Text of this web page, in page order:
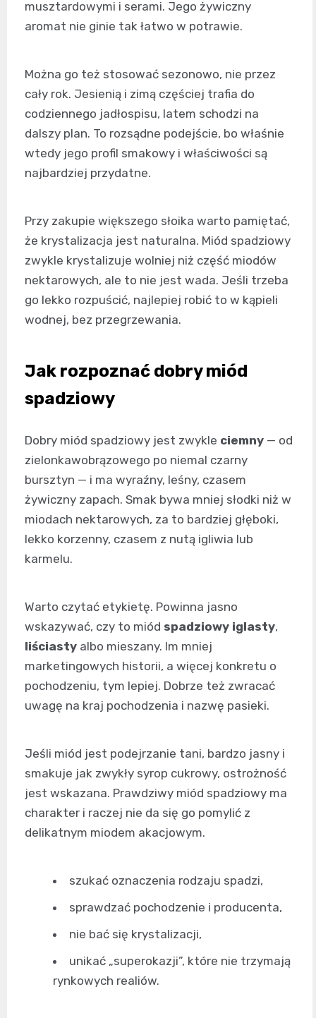
musztardowymi i serami. Jego żywiczny
aromat nie ginie tak łatwo w potrawie.
Można go też stosować sezonowo, nie przez
cały rok. Jesienią i zimą częściej trafia do
codziennego jadłospisu, latem schodzi na
dalszy plan. To rozsądne podejście, bo właśnie
wtedy jego profil smakowy i właściwości są
najbardziej przydatne.
Przy zakupie większego słoika warto pamiętać,
że krystalizacja jest naturalna. Miód spadziowy
zwykle krystalizuje wolniej niż część miodów
nektarowych, ale to nie jest wada. Jeśli trzeba
go lekko rozpuścić, najlepiej robić to w kąpieli
wodnej, bez przegrzewania.
Jak rozpoznać dobry miód
spadziowy
Dobry miód spadziowy jest zwykle ciemny — od
zielonkawobrązowego po niemal czarny
bursztyn — i ma wyraźny, leśny, czasem
żywiczny zapach. Smak bywa mniej słodki niż w
miodach nektarowych, za to bardziej głęboki,
lekko korzenny, czasem z nutą igliwia lub
karmelu.
Warto czytać etykietę. Powinna jasno
wskazywać, czy to miód spadziowy iglasty,
liściasty albo mieszany. Im mniej
marketingowych historii, a więcej konkretu o
pochodzeniu, tym lepiej. Dobrze też zwracać
uwagę na kraj pochodzenia i nazwę pasieki.
Jeśli miód jest podejrzanie tani, bardzo jasny i
smakuje jak zwykły syrop cukrowy, ostrożność
jest wskazana. Prawdziwy miód spadziowy ma
charakter i raczej nie da się go pomylić z
delikatnym miodem akacjowym.
szukać oznaczenia rodzaju spadzi,
sprawdzać pochodzenie i producenta,
nie bać się krystalizacji,
unikać „superokazji”, które nie trzymają
rynkowych realiów.